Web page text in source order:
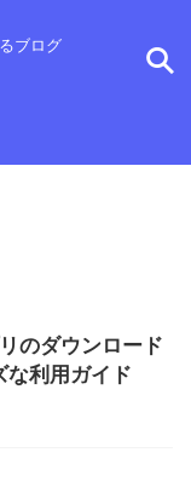
ブログ
のダウンロード
な利用ガイド